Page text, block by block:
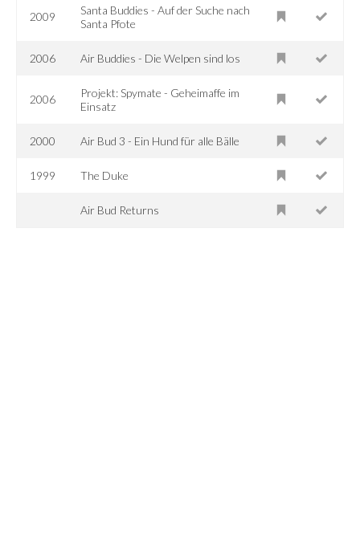
2009
Santa Buddies - Auf der Suche nach
Santa Pfote
2006 Air Buddies - Die Welpen sind los
2006
Projekt: Spymate - Geheimaffe im
Einsatz
2000 Air Bud 3 - Ein Hund für alle Bälle
1999 The Duke
Air Bud Returns